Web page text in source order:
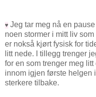
♥ Jeg tar meg nå en
noen stormer i mitt liv
er nokså kjørt fysisk for
litt nede. I tillegg trenger
for en som trenger meg
innom igjen første helgen
sterkere tilbake.